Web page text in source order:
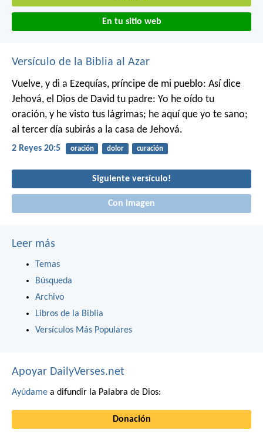
En tu sitio web
Versículo de la Biblia al Azar
Vuelve, y di a Ezequías, príncipe de mi pueblo: Así dice
Jehová, el Dios de David tu padre: Yo he oído tu
oración, y he visto tus lágrimas; he aquí que yo te sano;
al tercer día subirás a la casa de Jehová.
2 Reyes 20:5 oración dolor curación
Siguiente versículo!
Con imagen
Leer más
Temas
Búsqueda
Archivo
Libros de la Biblia
Versículos Más Populares
Apoyar DailyVerses.net
Ayúdame a difundir la Palabra de Dios:
Donación